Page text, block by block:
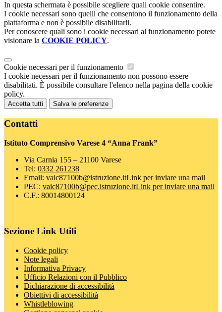
In questa schermata è possibile scegliere quali cookie consentire.
I cookie necessari sono quelli che consentono il funzionamento della
piattaforma e non è possibile disabilitarli.
Per conoscere quali sono i cookie necessari al funzionamento potete
visionare la COOKIE POLICY.
Cookie necessari per il funzionamento
I cookie necessari per il funzionamento non possono essere
disabilitati. È possibile consultare l'elenco nella pagina della cookie
policy.
Accetta tutti Salva le preferenze
Contatti
Istituto Comprensivo Varese 4 “Anna Frank”
Via Carnia 155 – 21100 Varese
Tel: 0332 261238
Email: vaic87100b@istruzione.itLink per inviare una mail
PEC: vaic87100b@pec.istruzione.itLink per inviare una mail
C.F.: 80014800124
Sezione Link Utili
Cookie policy
Note legali
Informativa Privacy
Ufficio Relazioni con il Pubblico
Dichiarazione di accessibilità
Obiettivi di accessibilità
Whistleblowing